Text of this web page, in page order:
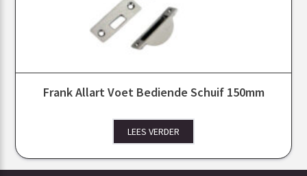
Frank Allart Voet Bediende Schuif 150mm
LEES VERDER